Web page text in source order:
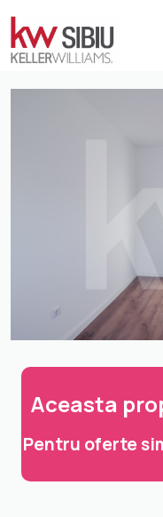
Aceasta
Pentru oferte